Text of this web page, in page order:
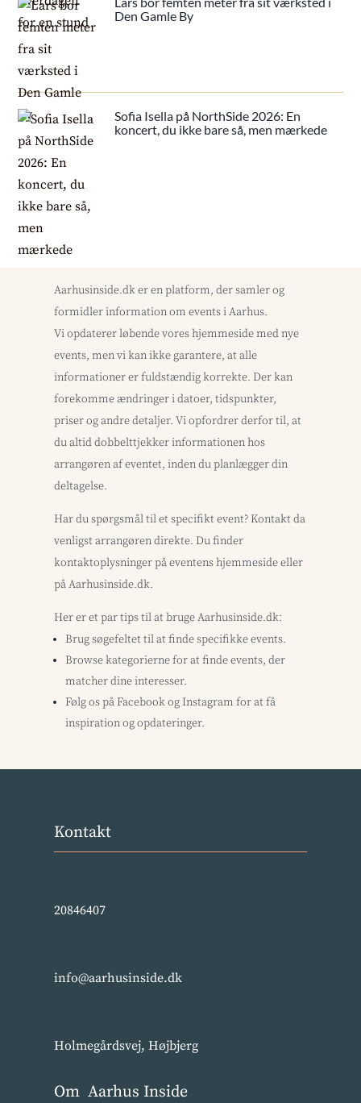
Den Gamle By
Sofia Isella på NorthSide 2026: En
koncert, du ikke bare så, men mærkede
Aarhusinside.dk er en platform, der samler og
formidler information om events i Aarhus.
Vi opdaterer løbende vores hjemmeside med nye
events, men vi kan ikke garantere, at alle
informationer er fuldstændig korrekte. Der kan
forekomme ændringer i datoer, tidspunkter,
priser og andre detaljer. Vi opfordrer derfor til, at
du altid dobbelttjekker informationen hos
arrangøren af eventet, inden du planlægger din
deltagelse.
Har du spørgsmål til et specifikt event? Kontakt da
venligst arrangøren direkte. Du finder
kontaktoplysninger på eventens hjemmeside eller
på Aarhusinside.dk.
Her er et par tips til at bruge Aarhusinside.dk:
Brug søgefeltet til at finde specifikke events.
Browse kategorierne for at finde events, der
matcher dine interesser.
Følg os på Facebook og Instagram for at få
inspiration og opdateringer.
Kontakt
20846407
info@aarhusinside.dk
Holmegårdsvej, Højbjerg
Om Aarhus Inside